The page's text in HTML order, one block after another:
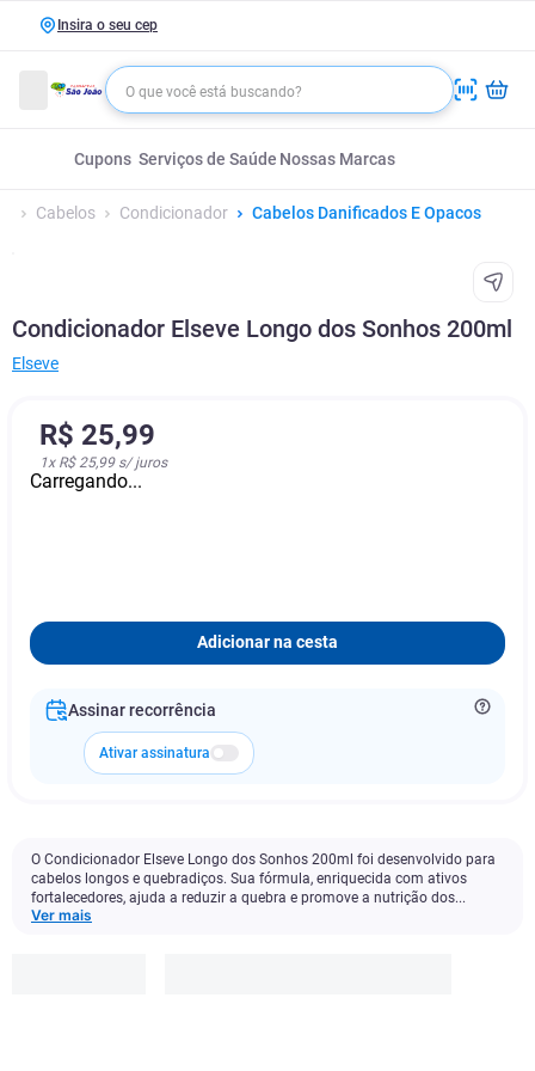
Insira o seu cep
Cupons Serviços de Saúde Nossas Marcas
Cabelos Condicionador Cabelos Danificados E Opacos
Condicionador Elseve Longo dos Sonhos 200ml
Elseve
R$ 25,99
1x R$ 25,99s/ juros
Carregando...
Adicionar na cesta
Assinar recorrência
Ativar assinatura
O Condicionador Elseve Longo dos Sonhos 200ml foi desenvolvido para
cabelos longos e quebradiços. Sua fórmula, enriquecida com ativos
fortalecedores, ajuda a reduzir a quebra e promove a nutrição dos...
Ver mais